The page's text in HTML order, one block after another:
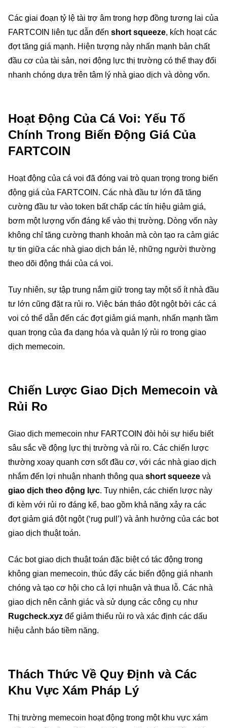
Các giai đoạn tỷ lệ tài trợ âm trong hợp đồng tương lai của
FARTCOIN liên tục dẫn đến short squeeze, kích hoạt các
đợt tăng giá mạnh. Hiện tượng này nhấn mạnh bản chất
đầu cơ của tài sản, nơi động lực thị trường có thể thay đổi
nhanh chóng dựa trên tâm lý nhà giao dịch và dòng vốn.
Hoạt Động Của Cá Voi: Yếu Tố
Chính Trong Biến Động Giá Của
FARTCOIN
Hoạt động của cá voi đã đóng vai trò quan trọng trong biến
động giá của FARTCOIN. Các nhà đầu tư lớn đã tăng
cường đầu tư vào token bất chấp các tín hiệu giảm giá,
bơm một lượng vốn đáng kể vào thị trường. Dòng vốn này
không chỉ tăng cường thanh khoản mà còn tạo ra cảm giác
tự tin giữa các nhà giao dịch bán lẻ, những người thường
theo dõi động thái của cá voi.
Tuy nhiên, sự tập trung nắm giữ trong tay một số ít nhà đầu
tư lớn cũng đặt ra rủi ro. Việc bán tháo đột ngột bởi các cá
voi có thể dẫn đến các đợt giảm giá mạnh, nhấn mạnh tầm
quan trọng của đa dạng hóa và quản lý rủi ro trong giao
dịch memecoin.
Chiến Lược Giao Dịch Memecoin và
Rủi Ro
Giao dịch memecoin như FARTCOIN đòi hỏi sự hiểu biết
sâu sắc về động lực thị trường và rủi ro. Các chiến lược
thường xoay quanh cơn sốt đầu cơ, với các nhà giao dịch
nhắm đến lợi nhuận nhanh thông qua short squeeze và
giao dịch theo động lực. Tuy nhiên, các chiến lược này
đi kèm với rủi ro đáng kể, bao gồm khả năng xảy ra các
đợt giảm giá đột ngột (‘rug pull’) và ảnh hưởng của các bot
giao dịch thuật toán.
Các bot giao dịch thuật toán đặc biệt có tác động trong
không gian memecoin, thúc đẩy các biến động giá nhanh
chóng và tạo cơ hội cho cả lợi nhuận và thua lỗ. Các nhà
giao dịch nên cảnh giác và sử dụng các công cụ như
Rugcheck.xyz để giảm thiểu rủi ro và xác định các dấu
hiệu cảnh báo tiềm năng.
Thách Thức Về Quy Định và Các
Khu Vực Xám Pháp Lý
Thị trường memecoin hoạt động trong một khu vực xám